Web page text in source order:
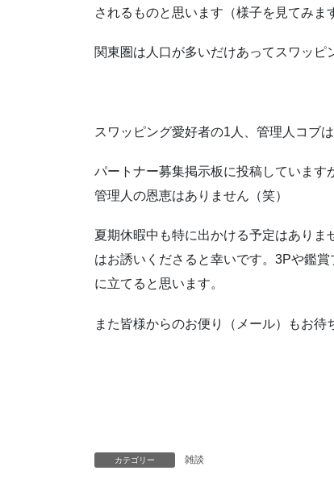
されるものと思います（様子を見てみま
関東圏は人口が多いだけあってスワッピ
スワッピング愛好者の1人、管理人コブ
パートナー募集掲示板に投稿しています
管理人の恩恵はありません（笑）
夏期休暇中も特に出かける予定はあり
はお誘いくださると幸いです。3Pや鑑
に立てると思います。
また皆様からのお便り（メール）もお待
カテゴリー 雑談